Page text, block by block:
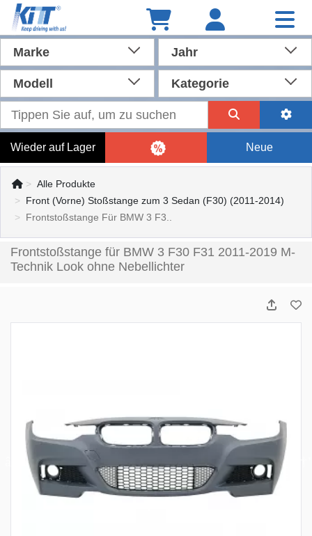
Marke Jahr
Modell Kategorie
Wieder auf Lager Neue
Alle Produkte
Front (Vorne) Stoßstange zum 3 Sedan (F30) (2011-2014)
Frontstoßstange Für BMW 3 F3..
Frontstoßstange für BMW 3 F30 F31 2011-2019 M-
Technik Look ohne Nebellichter